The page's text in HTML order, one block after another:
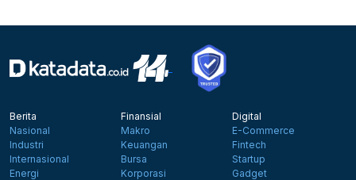
Berita
Nasional
Industri
Internasional
Energi
Finansial
Makro
Keuangan
Bursa
Korporasi
Digital
E-Commerce
Fintech
Startup
Gadget